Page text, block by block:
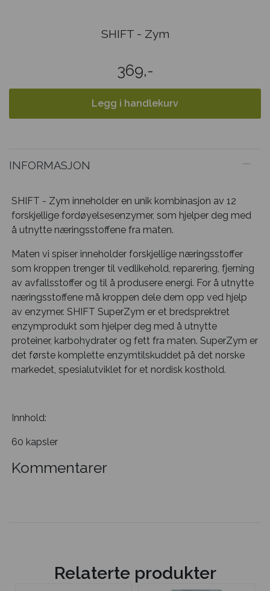
SHIFT - Zym
369,-
Legg i handlekurv
INFORMASJON
SHIFT - Zym inneholder en unik kombinasjon av 12
forskjellige fordøyelsesenzymer, som hjelper deg med
å utnytte næringsstoffene fra maten.
Maten vi spiser inneholder forskjellige næringsstoffer
som kroppen trenger til vedlikehold, reparering, fjerning
av avfallsstoffer og til å produsere energi. For å utnytte
næringsstoffene må kroppen dele dem opp ved hjelp
av enzymer. SHIFT SuperZym er et bredsprektret
enzymprodukt som hjelper deg med å utnytte
proteiner, karbohydrater og fett fra maten. SuperZym er
det første komplette enzymtilskuddet på det norske
markedet, spesialutviklet for et nordisk kosthold.
Innhold:
60 kapsler
Kommentarer
Relaterte produkter